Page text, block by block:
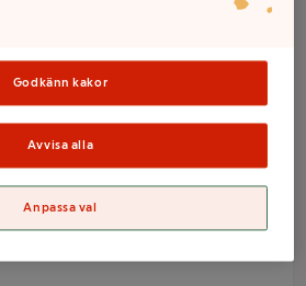
blå
Godkänn kakor
Avvisa alla
Anpassa val